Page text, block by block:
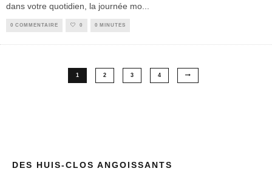
dans votre quotidien, la journée mo...
0 COMMENTAIRE 0 0 MINUTES
1 2 3 4
DES HUIS-CLOS ANGOISSANTS